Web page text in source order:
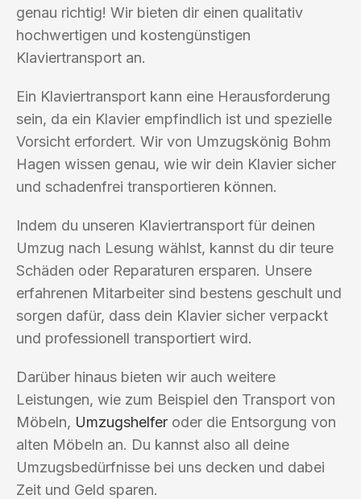
genau richtig! Wir bieten dir einen qualitativ
hochwertigen und kostengünstigen
Klaviertransport an.
Ein Klaviertransport kann eine Herausforderung
sein, da ein Klavier empfindlich ist und spezielle
Vorsicht erfordert. Wir von Umzugskönig Bohm
Hagen wissen genau, wie wir dein Klavier sicher
und schadenfrei transportieren können.
Indem du unseren Klaviertransport für deinen
Umzug nach Lesung wählst, kannst du dir teure
Schäden oder Reparaturen ersparen. Unsere
erfahrenen Mitarbeiter sind bestens geschult und
sorgen dafür, dass dein Klavier sicher verpackt
und professionell transportiert wird.
Darüber hinaus bieten wir auch weitere
Leistungen, wie zum Beispiel den Transport von
Möbeln, Umzugshelfer oder die Entsorgung von
alten Möbeln an. Du kannst also all deine
Umzugsbedürfnisse bei uns decken und dabei
Zeit und Geld sparen.